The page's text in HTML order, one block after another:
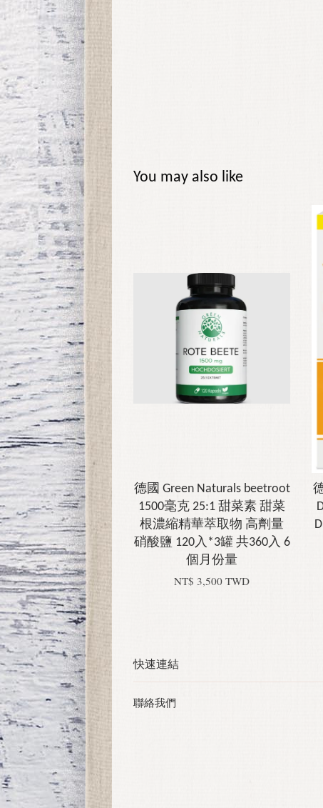
You may also like
德國 Green Naturals beetroot
1500毫克 25:1 甜菜素 甜菜
根濃縮精華萃取物 高劑量
硝酸鹽 120入*3罐 共360入 6
個月份量
NT$ 3,500 TWD
快速連結
聯絡我們